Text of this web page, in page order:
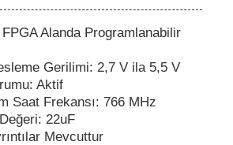
FPGA Alanda Programlanabilir
Gerilimi: 2,7 V ila 5,5 V
Aktif
Saat Frekansı: 766 MHz
22uF
Mevcuttur